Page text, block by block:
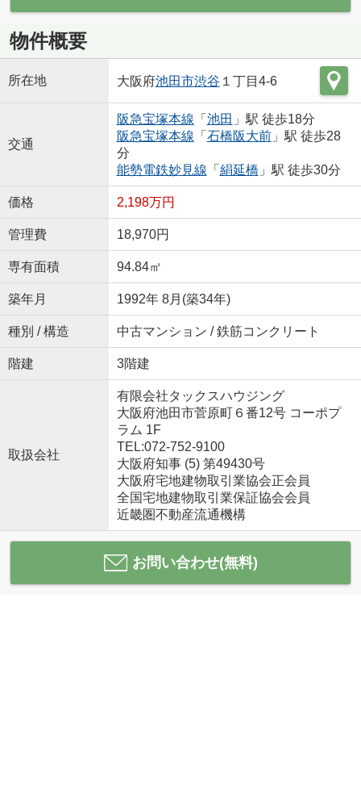
物件概要
所在地 大阪府池田市渋谷 １丁目4-6
交通
阪急宝塚本線 「 池田 」駅 徒歩18分
阪急宝塚本線 「 石橋阪大前」駅 徒歩28
分
能勢電鉄妙見線 「 絹延橋 」駅 徒歩30分
価格 2,198万円
管理費 18,970円
専有面積 94.84㎡
築年月 1992年 8月(築34年)
種別 / 構造 中古マンション / 鉄筋コンクリート
階建 3階建
取扱会社
有限会社タックスハウジング
大阪府池田市菅原町６番12号 コーポプ
ラム 1F
TEL:072-752-9100
大阪府知事 (5) 第49430号
大阪府宅地建物取引業協会正会員
全国宅地建物取引業保証協会会員
近畿圏不動産流通機構
お問い合わせ(無料)